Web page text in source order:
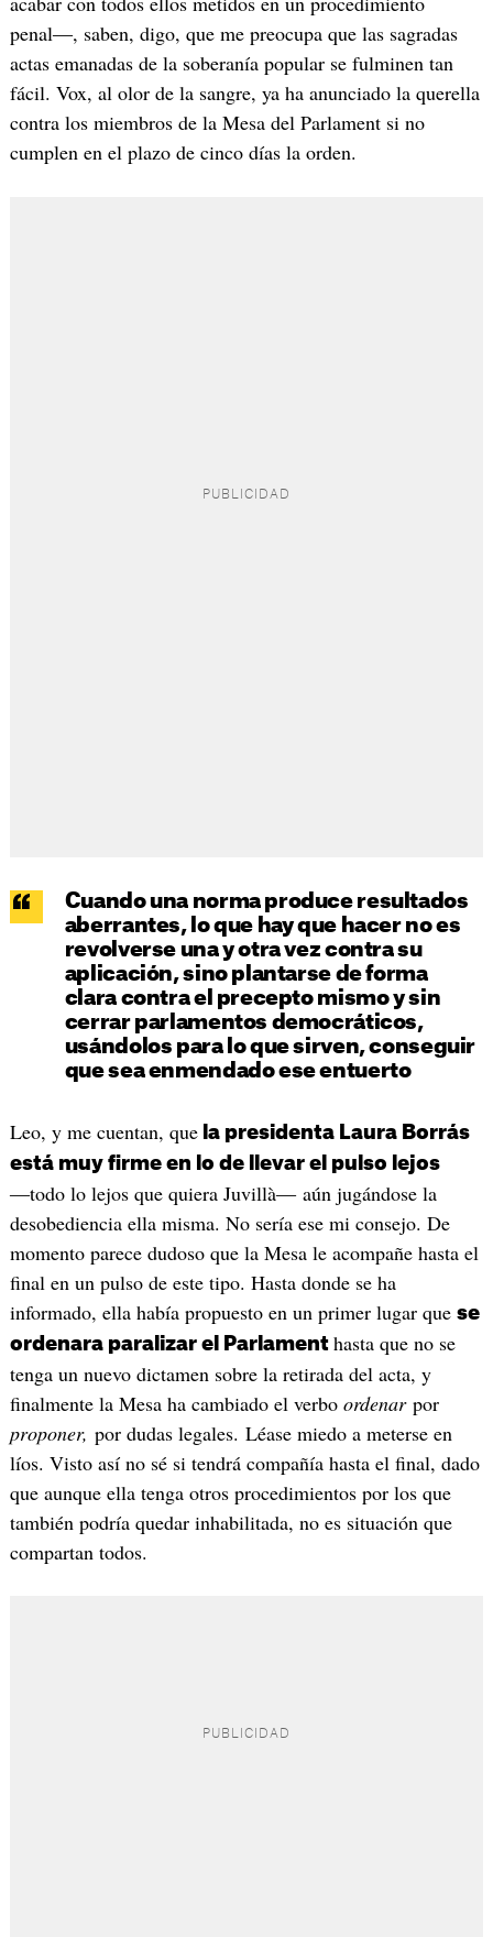
penal―, saben, digo, que me preocupa que las sagradas
actas emanadas de la soberanía popular se fulminen tan
fácil. Vox, al olor de la sangre, ya ha anunciado la querella
contra los miembros de la Mesa del Parlament si no
cumplen en el plazo de cinco días la orden.
Cuando una norma produce resultados
aberrantes, lo que hay que hacer no es
revolverse una y otra vez contra su
aplicación, sino plantarse de forma
clara contra el precepto mismo y sin
cerrar parlamentos democráticos,
usándolos para lo que sirven, conseguir
que sea enmendado ese entuerto
Leo, y me cuentan, quela presidenta Laura Borrás
está muy firme en lo de llevar el pulso lejos
―todo lo lejos que quiera Juvillà― aún jugándose la
desobediencia ella misma. No sería ese mi consejo. De
momento parece dudoso que la Mesa le acompañe hasta el
final en un pulso de este tipo. Hasta donde se ha
informado, ella había propuesto en un primer lugar que se
ordenara paralizar el Parlament hasta que no se
tenga un nuevo dictamen sobre la retirada del acta, y
finalmente la Mesa ha cambiado el verbo ordenarpor
proponer, por dudas legales. Léase miedo a meterse en
líos. Visto así no sé si tendrá compañía hasta el final, dado
que aunque ella tenga otros procedimientos por los que
también podría quedar inhabilitada, no es situación que
compartan todos.